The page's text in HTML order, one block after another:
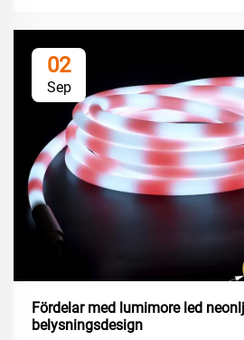
02
Sep
Fördelar med lumimore led
belysningsdesign